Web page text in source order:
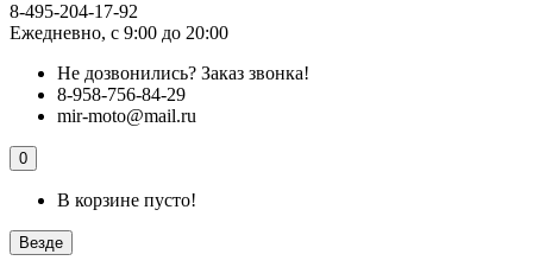
8-495-204-17-92
Ежедневно, с 9:00 до 20:00
Не дозвонились? Заказ звонка!
8-958-756-84-29
mir-moto@mail.ru
0
В корзине пусто!
Везде